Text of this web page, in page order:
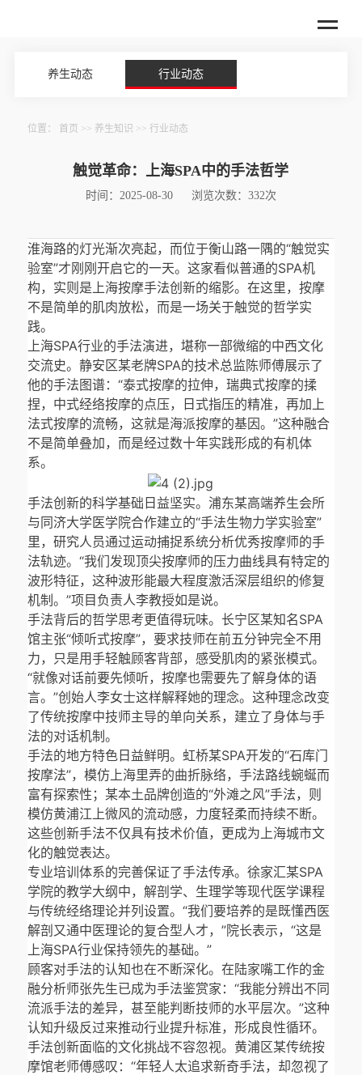
养生动态 行业动态
位置： 首页 >> 养生知识 >>行业动态
触觉革命：上海SPA中的手法哲学
时间：2025-08-30 浏览次数：332次
淮海路的灯光渐次亮起，而位于衡山路一隅的“触觉实
验室”才刚刚开启它的一天。这家看似普通的SPA机
构，实则是上海按摩手法创新的缩影。在这里，按摩
不是简单的肌肉放松，而是一场关于触觉的哲学实
践。
上海SPA行业的手法演进，堪称一部微缩的中西文化
交流史。静安区某老牌SPA的技术总监陈师傅展示了
他的手法图谱：“泰式按摩的拉伸，瑞典式按摩的揉
捏，中式经络按摩的点压，日式指压的精准，再加上
法式按摩的流畅，这就是海派按摩的基因。”这种融合
不是简单叠加，而是经过数十年实践形成的有机体
系。
手法创新的科学基础日益坚实。浦东某高端养生会所
与同济大学医学院合作建立的“手法生物力学实验室”
里，研究人员通过运动捕捉系统分析优秀按摩师的手
法轨迹。“我们发现顶尖按摩师的压力曲线具有特定的
波形特征，这种波形能最大程度激活深层组织的修复
机制。”项目负责人李教授如是说。
手法背后的哲学思考更值得玩味。长宁区某知名SPA
馆主张“倾听式按摩”，要求技师在前五分钟完全不用
力，只是用手轻触顾客背部，感受肌肉的紧张模式。
“就像对话前要先倾听，按摩也需要先了解身体的语
言。”创始人李女士这样解释她的理念。这种理念改变
了传统按摩中技师主导的单向关系，建立了身体与手
法的对话机制。
手法的地方特色日益鲜明。虹桥某SPA开发的“石库门
按摩法”，模仿上海里弄的曲折脉络，手法路线蜿蜒而
富有探索性；某本土品牌创造的“外滩之风”手法，则
模仿黄浦江上微风的流动感，力度轻柔而持续不断。
这些创新手法不仅具有技术价值，更成为上海城市文
化的触觉表达。
专业培训体系的完善保证了手法传承。徐家汇某SPA
学院的教学大纲中，解剖学、生理学等现代医学课程
与传统经络理论并列设置。“我们要培养的是既懂西医
解剖又通中医理论的复合型人才，”院长表示，“这是
上海SPA行业保持领先的基础。”
顾客对手法的认知也在不断深化。在陆家嘴工作的金
融分析师张先生已成为手法鉴赏家：“我能分辨出不同
流派手法的差异，甚至能判断技师的水平层次。”这种
认知升级反过来推动行业提升标准，形成良性循环。
手法创新面临的文化挑战不容忽视。黄浦区某传统按
摩馆老师傅感叹：“年轻人太追求新奇手法，却忽视了